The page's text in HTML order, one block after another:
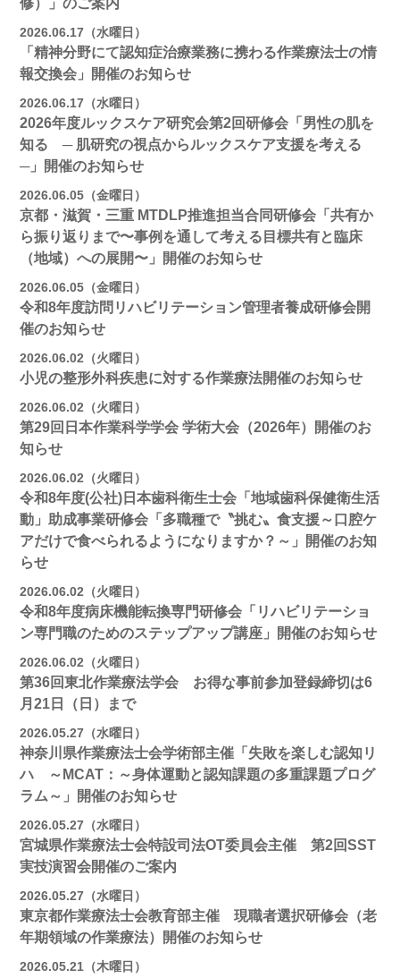
修）」のご案内
2026.06.17（水曜日）
「精神分野にて認知症治療業務に携わる作業療法士の情
報交換会」開催のお知らせ
2026.06.17（水曜日）
2026年度ルックスケア研究会第2回研修会「男性の肌を
知る ─ 肌研究の視点からルックスケア支援を考える
─」開催のお知らせ
2026.06.05（金曜日）
京都・滋賀・三重 MTDLP推進担当合同研修会「共有か
ら振り返りまで〜事例を通して考える目標共有と臨床
（地域）への展開〜」開催のお知らせ
2026.06.05（金曜日）
令和8年度訪問リハビリテーション管理者養成研修会開
催のお知らせ
2026.06.02（火曜日）
小児の整形外科疾患に対する作業療法開催のお知らせ
2026.06.02（火曜日）
第29回日本作業科学学会 学術大会（2026年）開催のお
知らせ
2026.06.02（火曜日）
令和8年度(公社)日本歯科衛生士会「地域歯科保健衛生活
動」助成事業研修会「多職種で〝挑む〟食支援～口腔ケ
アだけで食べられるようになりますか？～」開催のお知
らせ
2026.06.02（火曜日）
令和8年度病床機能転換専門研修会「リハビリテーショ
ン専門職のためのステップアップ講座」開催のお知らせ
2026.06.02（火曜日）
第36回東北作業療法学会 お得な事前参加登録締切は6
月21日（日）まで
2026.05.27（水曜日）
神奈川県作業療法士会学術部主催「失敗を楽しむ認知リ
ハ ～MCAT：～身体運動と認知課題の多重課題プログ
ラム～」開催のお知らせ
2026.05.27（水曜日）
宮城県作業療法士会特設司法OT委員会主催 第2回SST
実技演習会開催のご案内
2026.05.27（水曜日）
東京都作業療法士会教育部主催 現職者選択研修会（老
年期領域の作業療法）開催のお知らせ
2026.05.21（木曜日）